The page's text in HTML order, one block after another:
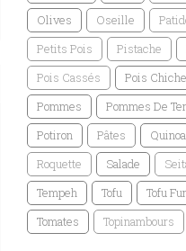
Olives
Oseille
Petits Pois
Pistache
Pois Cassés
Pois
Pommes
Pommes De
Potiron
Pâtes Quinoa
Roquette
Salade
Tempeh
Tofu Tofu
Tomates
Topinambours